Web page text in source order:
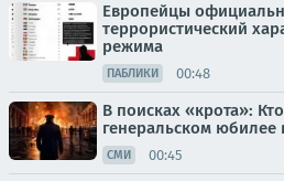
Европейцы
террористический
режима
ПАБЛИКИ 00:48
В поисках «крота»:
генеральском юбилее
СМИ 00:45